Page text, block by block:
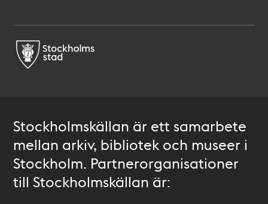
Stockholmskällan är ett samarbete
mellan arkiv, bibliotek och museer i
Stockholm. Partnerorganisationer
till Stockholmskällan är: